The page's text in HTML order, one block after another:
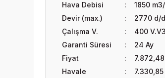
Hava Debisi
1850
Devir (max.)
2770 d/d
Çalışma V.
400
Garanti Süresi
24 Ay
Fiyat
Havale